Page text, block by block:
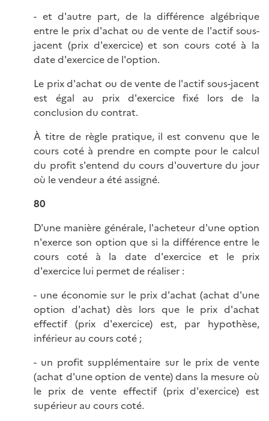
- et d'autre part, de la différence algébrique
entre le prix d'achat ou de vente de l'actif sous-
jacent (prix d'exercice) et son cours coté à la
date d'exercice de l'option.
Le prix d'achat ou de vente de l'actif sous-jacent
est égal au prix d'exercice fixé lors de la
conclusion du contrat.
À titre de règle pratique, il est convenu que le
cours coté à prendre en compte pour le calcul
du profit s'entend du cours d'ouverture du jour
où le vendeur a été assigné.
80
D'une manière générale, l'acheteur d'une option
n'exerce son option que si la différence entre le
cours coté à la date d'exercice et le prix
d'exercice lui permet de réaliser :
- une économie sur le prix d'achat (achat d'une
option d'achat) dès lors que le prix d'achat
effectif (prix d'exercice) est, par hypothèse,
inférieur au cours coté ;
- un profit supplémentaire sur le prix de vente
(achat d'une option de vente) dans la mesure où
le prix de vente effectif (prix d'exercice) est
supérieur au cours coté.